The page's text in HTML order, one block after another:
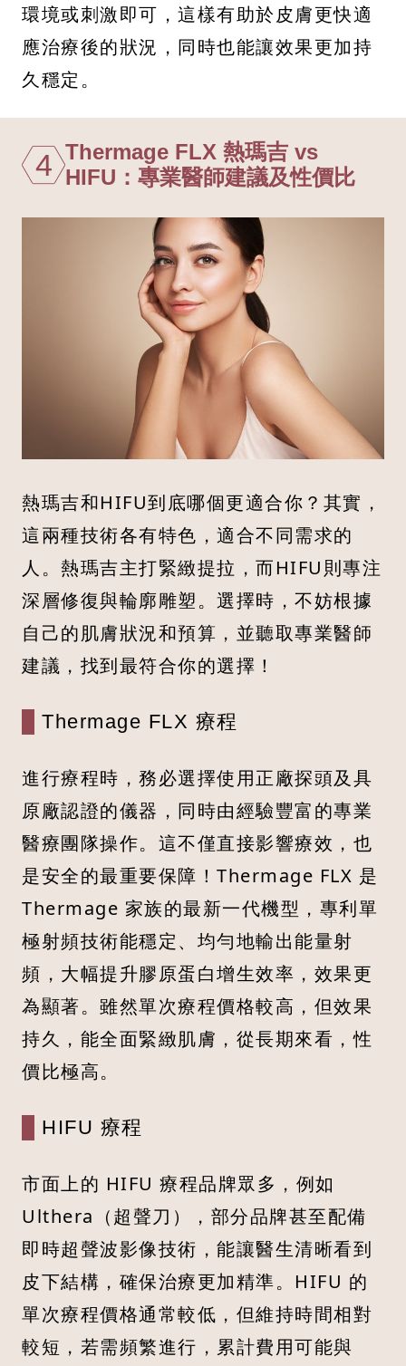
環境或刺激即可，這樣有助於皮膚更快適
應治療後的狀況，同時也能讓效果更加持
久穩定。
4 Thermage FLX 熱瑪吉 vs
HIFU：專業醫師建議及性價比
熱瑪吉和HIFU到底哪個更適合你？其實，
這兩種技術各有特色，適合不同需求的
人。熱瑪吉主打緊緻提拉，而HIFU則專注
深層修復與輪廓雕塑。選擇時，不妨根據
自己的肌膚狀況和預算，並聽取專業醫師
建議，找到最符合你的選擇！
Thermage FLX 療程
進行療程時，務必選擇使用正廠探頭及具
原廠認證的儀器，同時由經驗豐富的專業
醫療團隊操作。這不僅直接影響療效，也
是安全的最重要保障！Thermage FLX 是
Thermage 家族的最新一代機型，專利單
極射頻技術能穩定、均勻地輸出能量射
頻，大幅提升膠原蛋白增生效率，效果更
為顯著。雖然單次療程價格較高，但效果
持久，能全面緊緻肌膚，從長期來看，性
價比極高。
HIFU 療程
市面上的 HIFU 療程品牌眾多，例如
Ulthera（超聲刀），部分品牌甚至配備
即時超聲波影像技術，能讓醫生清晰看到
皮下結構，確保治療更加精準。HIFU 的
單次療程價格通常較低，但維持時間相對
較短，若需頻繁進行，累計費用可能與